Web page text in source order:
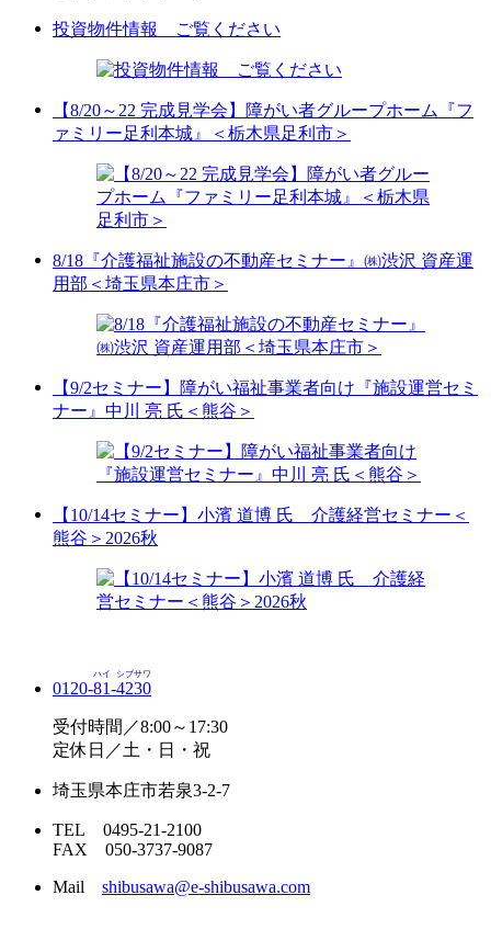
投資物件情報 ご覧ください
【8/20～22 完成見学会】障がい者グループホーム『フ
ァミリー足利本城』＜栃木県足利市＞
8/18『介護福祉施設の不動産セミナー』㈱渋沢 資産運
用部＜埼玉県本庄市＞
【9/2セミナー】障がい福祉事業者向け『施設運営セミ
ナー』中川 亮 氏＜熊谷＞
【10/14セミナー】小濱 道博 氏 介護経営セミナー＜
熊谷＞2026秋
0120-81
ハイ
-4230
シブサワ
受付時間／8:00～17:30
定休日／土・日・祝
埼玉県本庄市若泉3-2-7
TEL 0495-21-2100
FAX 050-3737-9087
Mail shibusawa@e-shibusawa.com